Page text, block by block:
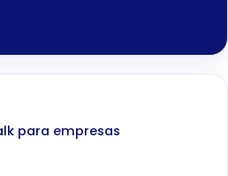
para empresas